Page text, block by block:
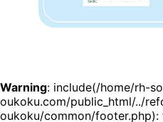
Warning: include(/home/rh-
oukoku.com/public_html/../
oukoku/common/